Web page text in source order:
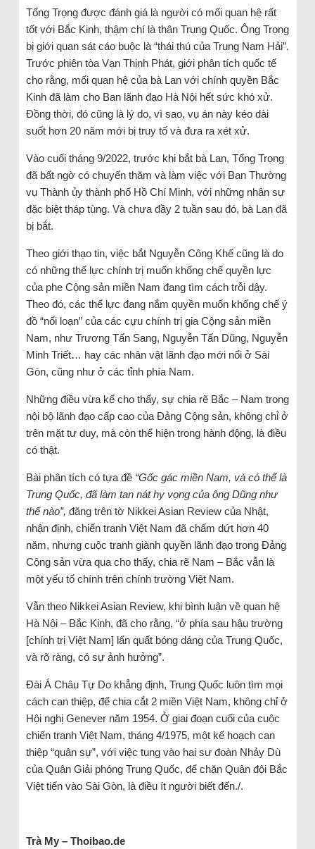
Tổng Trọng được đánh giá là người có mối quan hệ rất
tốt với Bắc Kinh, thậm chí là thân Trung Quốc. Ông Trọng
bị giới quan sát cáo buộc là “thái thú của Trung Nam Hải”.
Trước phiên tòa Vạn Thịnh Phát, giới phân tích quốc tế
cho rằng, mối quan hệ của bà Lan với chính quyền Bắc
Kinh đã làm cho Ban lãnh đạo Hà Nội hết sức khó xử.
Đồng thời, đó cũng là lý do, vì sao, vụ án này kéo dài
suốt hơn 20 năm mới bị truy tố và đưa ra xét xử.
Vào cuối tháng 9/2022, trước khi bắt bà Lan, Tổng Trọng
đã bất ngờ có chuyến thăm và làm việc với Ban Thường
vụ Thành ủy thành phố Hồ Chí Minh, với những nhân sự
đặc biệt tháp tùng. Và chưa đầy 2 tuần sau đó, bà Lan đã
bị bắt.
Theo giới thạo tin, việc bắt Nguyễn Công Khế cũng là do
có những thế lực chính trị muốn khống chế quyền lực
của phe Cộng sản miền Nam đang tìm cách trỗi dậy.
Theo đó, các thế lực đang nắm quyền muốn khống chế ý
đồ “nổi loạn” của các cựu chính trị gia Cộng sản miền
Nam, như Trương Tấn Sang, Nguyễn Tấn Dũng, Nguyễn
Minh Triết… hay các nhân vật lãnh đạo mới nổi ở Sài
Gòn, cũng như ở các tỉnh phía Nam.
Những điều vừa kể cho thấy, sự chia rẽ Bắc – Nam trong
nội bộ lãnh đạo cấp cao của Đảng Cộng sản, không chỉ ở
trên mặt tư duy, mà còn thể hiện trong hành động, là điều
có thật.
Bài phân tích có tựa đề “Gốc gác miền Nam, và có thể là
Trung Quốc, đã làm tan nát hy vọng của ông Dũng như
thế nào”, đăng trên tờ Nikkei Asian Review của Nhật,
nhận định, chiến tranh Việt Nam đã chấm dứt hơn 40
năm, nhưng cuộc tranh giành quyền lãnh đạo trong Đảng
Cộng sản vừa qua cho thấy, chia rẽ Nam – Bắc vẫn là
một yếu tố chính trên chính trường Việt Nam.
Vẫn theo Nikkei Asian Review, khi bình luận về quan hệ
Hà Nội – Bắc Kinh, đã cho rằng, “ở phía sau hậu trường
[chính trị Việt Nam] lẩn quất bóng dáng của Trung Quốc,
và rõ ràng, có sự ảnh hưởng”.
Đài Á Châu Tự Do khẳng định, Trung Quốc luôn tìm mọi
cách can thiệp, để chia cắt 2 miền Việt Nam, không chỉ ở
Hội nghị Genever năm 1954. Ở giai đoạn cuối của cuộc
chiến tranh Việt Nam, tháng 4/1975, một kế hoạch can
thiệp “quân sự”, với việc tung vào hai sư đoàn Nhảy Dù
của Quân Giải phóng Trung Quốc, để chặn Quân đội Bắc
Việt tiến vào Sài Gòn, là điều ít người biết đến./.
Trà My – Thoibao.de